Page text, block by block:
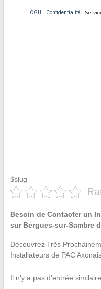
$slug
Besoin de Contacter un
sur Bergues-sur-Sambre
Découvrez Très
Installateurs de PAC
Il n’y a pas d’entrée similaire.